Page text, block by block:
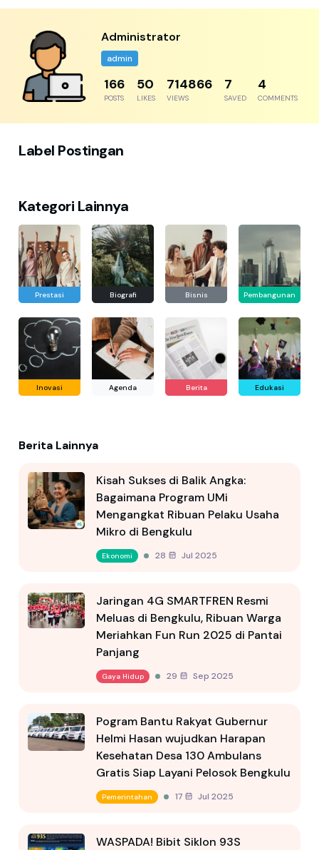
Administrator
admin
217
POSTS
65
LIKES
934824
VIEWS
9
SAVED
5
COMMENTS
Label Postingan
Kategori Lainnya
Prestasi Biografi Bisnis Pembangunan
Inovasi Agenda Berita Edukasi
Berita Lainnya
Kisah Sukses di Balik Angka:
Bagaimana Program UMi
Mengangkat Ribuan Pelaku Usaha
Mikro di Bengkulu
Ekonomi 28 Jul 2025
Jaringan 4G SMARTFREN Resmi
Meluas di Bengkulu, Ribuan Warga
Meriahkan Fun Run 2025 di Pantai
Panjang
Gaya Hidup 29 Sep 2025
Pogram Bantu Rakyat Gubernur
Helmi Hasan wujudkan Harapan
Kesehatan Desa 130 Ambulans
Gratis Siap Layani Pelosok Bengkulu
Pemerintahan 17 Jul 2025
WASPADA! Bibit Siklon 93S